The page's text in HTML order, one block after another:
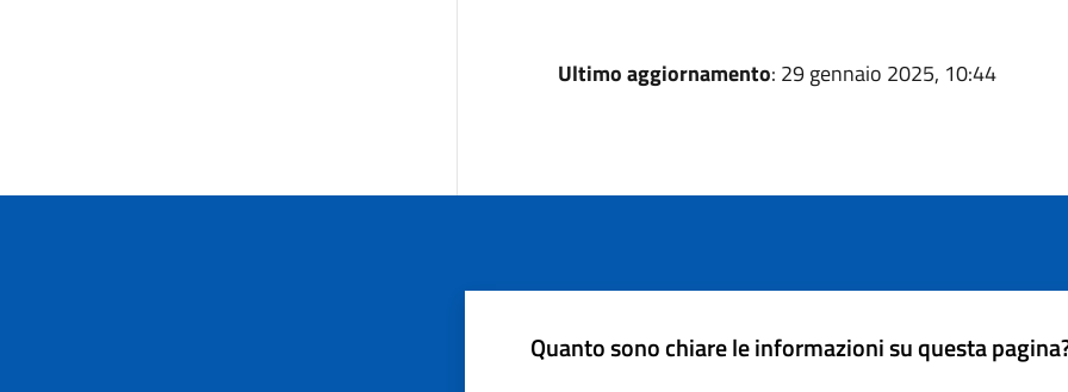
Ultimo aggiornamento: 29 gennaio 2025, 10:44
Quanto sono chiare le informazioni su questa